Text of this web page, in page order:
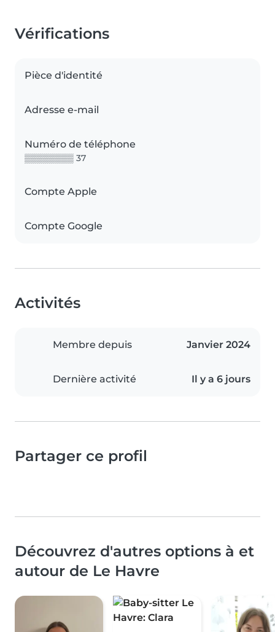
Vérifications
Pièce d'identité
Adresse e-mail
Numéro de téléphone
▒▒▒▒▒▒▒▒ 37
Compte Apple
Compte Google
Activités
Membre depuis Janvier 2024
Dernière activité Il y a 6 jours
Partager ce profil
Découvrez d'autres options à et
autour de Le Havre